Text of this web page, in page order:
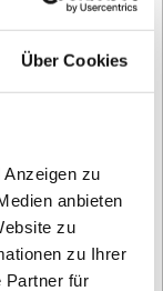
Über Cookies
zu
anbieten
zu
zu Ihrer
Partner für
gibt
In
und dem
von